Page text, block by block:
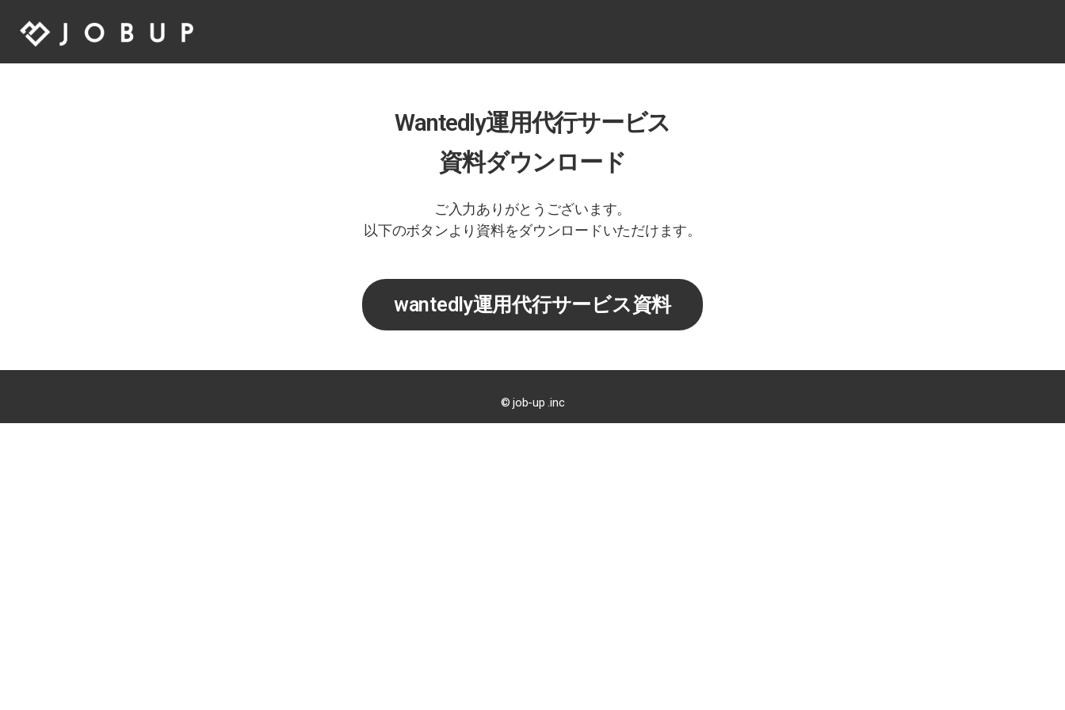
Wantedly運用代行サービス
資料ダウンロード
ご入力ありがとうございます。
以下のボタンより資料をダウンロードいただけます。
wantedly運用代行サービス資料
© job-up .inc